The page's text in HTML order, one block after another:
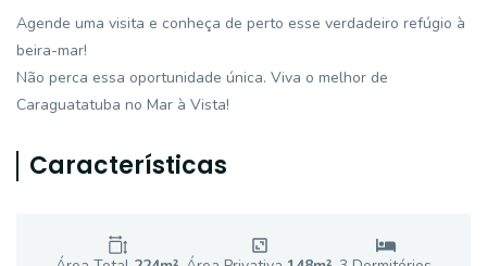
Agende uma visita e conheça de perto esse verdadeiro refúgio à
beira-mar!
Não perca essa oportunidade única. Viva o melhor de
Caraguatatuba no Mar à Vista!
Características